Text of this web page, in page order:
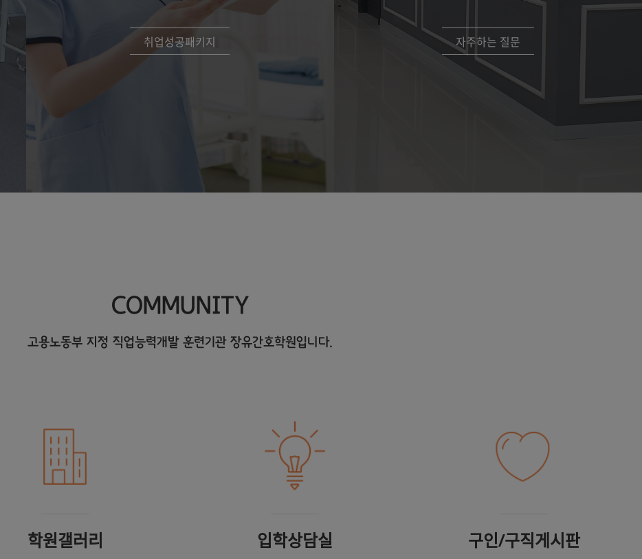
취업성공패키지 자주하는 질문
COMMUNITY
고용노동부 지정 직업능력개발 훈련기관 장유간호학원입니다.
학원갤러리 입학상담실 구인/구직게시판